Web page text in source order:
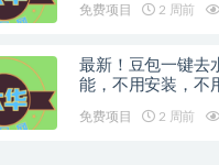
免费项目 2 周前
最新！豆包一键去
能，不用安装，不
免费项目 2 周前